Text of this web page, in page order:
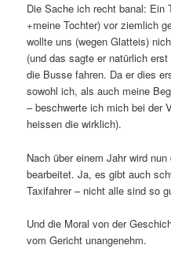
Die Sache ich recht banal: Ein
+meine Tochter) vor ziemlich
wollte uns (wegen Glatteis)
(und das sagte er natürlich
die Busse fahren. Da er dies
sowohl ich, als auch meine
– beschwerte ich mich bei der
heissen die wirklich).
Nach über einem Jahr wird
bearbeitet. Ja, es gibt auch
Taxifahrer – nicht alle sind so
Und die Moral von der
vom Gericht unangenehm.